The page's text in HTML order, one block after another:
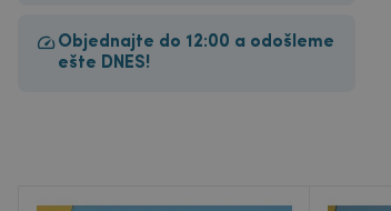
Objednajte do 12:00 a odošleme
ešte DNES!